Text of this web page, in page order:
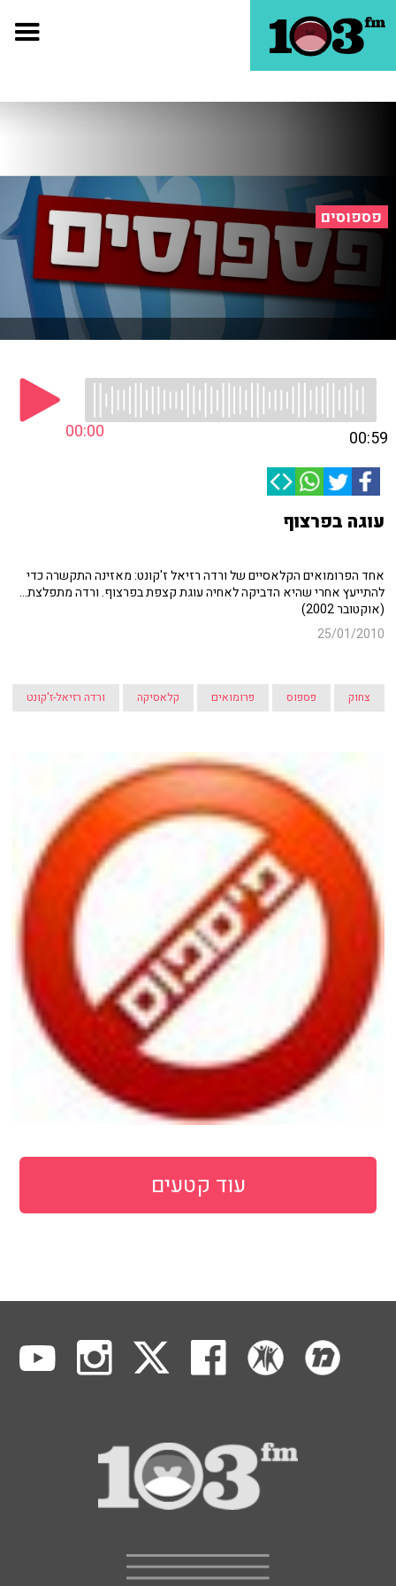
פספוסים
00:00 00:59
עוגה בפרצוף
אחד הפרומואים הקלאסיים של ורדה רזיאל ז'קונט: מאזינה התקשרה כדי
להתייעץ אחרי שהיא הדביקה לאחיה עוגת קצפת בפרצוף. ורדה מתפלצת...
(אוקטובר 2002)
25/01/2010
צחוק פספוס פרומואים קלאסיקה ורדה רזיאל-ז'קונט
עוד קטעים